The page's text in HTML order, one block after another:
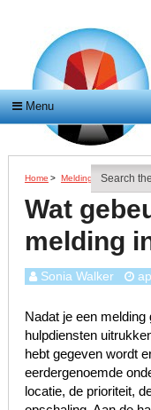
Menu
Home > Meldingen > Wat
Wat
melding
Sonia Walker
Nadat je een
hulpdiensten
hebt gegeven wordt
eerdergenoemde
locatie, de prioriteit,